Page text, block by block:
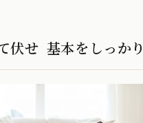
伏せ 基本をしっか